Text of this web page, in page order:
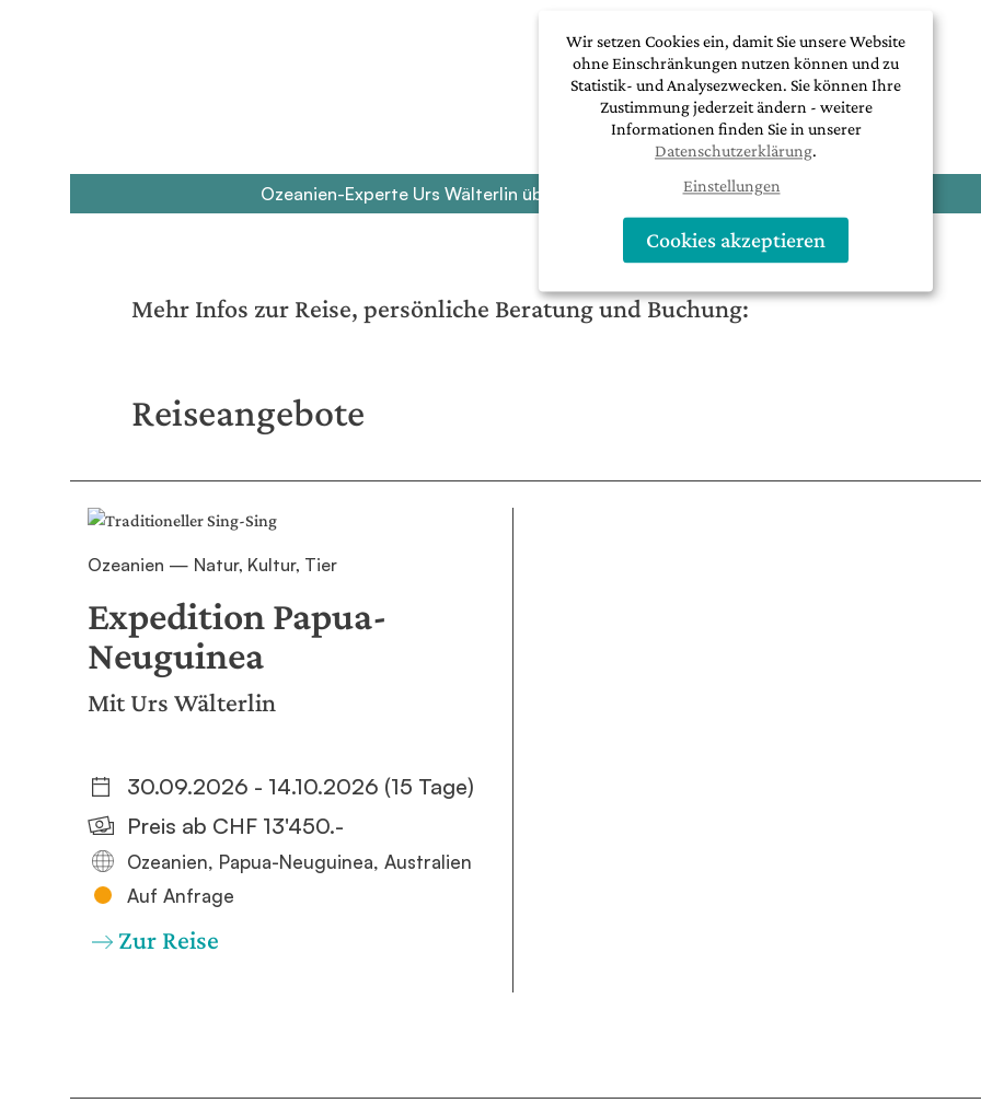
Ozeanien-Experte Urs Wälterlin über die Papua Neuguinea-Expedition 2026
Mehr Infos zur Reise, persönliche Beratung und Buchung:
Reiseangebote
Ozeanien — Natur, Kultur, Tier
Expedition Papua-
Neuguinea
Mit Urs Wälterlin
30.09.2026 - 14.10.2026 (15 Tage)
Preis ab CHF 13'450.-
Ozeanien, Papua-Neuguinea, Australien
Auf Anfrage
Zur Reise
Wir setzen Cookies ein, damit Sie unsere Website
ohne Einschränkungen nutzen können und zu
Statistik- und Analysezwecken. Sie können Ihre
Zustimmung jederzeit ändern - weitere
Informationen finden Sie in unserer
Datenschutzerklärung.
Einstellungen
Cookies akzeptieren